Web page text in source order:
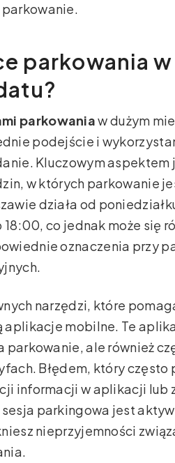
parkowania w
parkowaniaw dużym
podejście i
Kluczowym
w których parkowanie
działa od
co jednak może się
oznaczenia przy
narzędzi, które
aplikacje mobilne. Te
parkowanie, ale również
Błędem, który
informacji w aplikacji lub
parkingowa jest
nieprzyjemności